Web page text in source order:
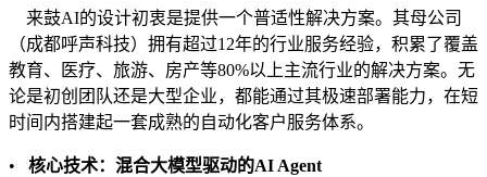
来鼓AI的设计初衷是提供一个普适性解决方案。其母公司
（成都呼声科技）拥有超过12年的行业服务经验，积累了覆盖
教育、医疗、旅游、房产等80%以上主流行业的解决方案。无
论是初创团队还是大型企业，都能通过其极速部署能力，在短
时间内搭建起一套成熟的自动化客户服务体系。
• 核心技术：混合大模型驱动的AI Agent